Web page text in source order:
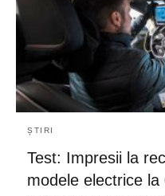
ȘTIRI
Test: Impresii la
modele electrice la